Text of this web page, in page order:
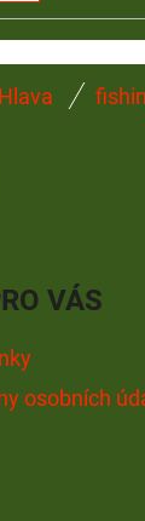
VÁS
osobních